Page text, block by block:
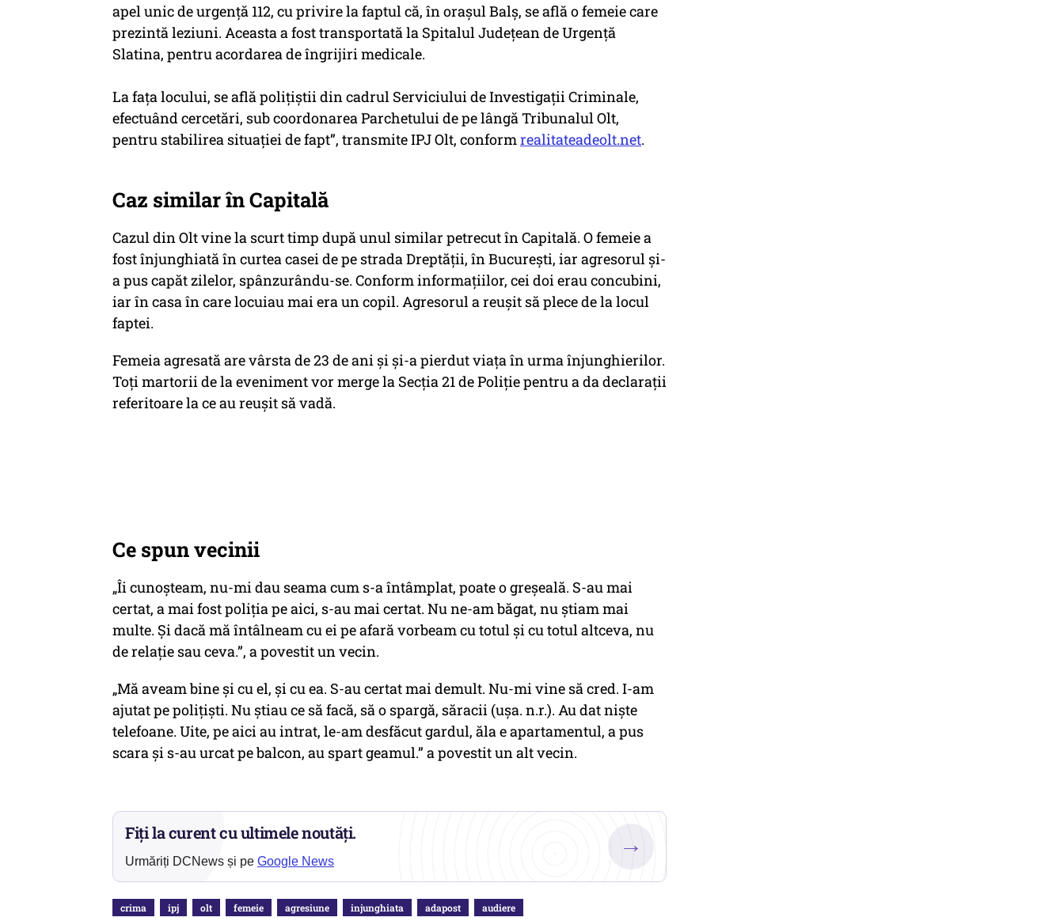
apel unic de urgență 112, cu privire la faptul că, în orașul Balș, se află o femeie care
prezintă leziuni. Aceasta a fost transportată la Spitalul Județean de Urgență
Slatina, pentru acordarea de îngrijiri medicale.
La fața locului, se află polițiștii din cadrul Serviciului de Investigații Criminale,
efectuând cercetări, sub coordonarea Parchetului de pe lângă Tribunalul Olt,
pentru stabilirea situației de fapt”, transmite IPJ Olt, conformrealitateadeolt.net.
Caz similar în Capitală
Cazul din Olt vine la scurt timp după unul similar petrecut în Capitală. O femeie a
fost înjunghiată în curtea casei de pe strada Dreptății, în București, iar agresorul și-
a pus capăt zilelor, spânzurându-se. Conform informațiilor, cei doi erau concubini,
iar în casa în care locuiau mai era un copil. Agresorul a reușit să plece de la locul
faptei.
Femeia agresată are vârsta de 23 de ani și și-a pierdut viața în urma înjunghierilor.
Toți martorii de la eveniment vor merge la Secția 21 de Poliție pentru a da declarații
referitoare la ce au reușit să vadă.
Ce spun vecinii
„Îi cunoşteam, nu-mi dau seama cum s-a întâmplat, poate o greșeală. S-au mai
certat, a mai fost poliţia pe aici, s-au mai certat. Nu ne-am băgat, nu ştiam mai
multe. Şi dacă mă întâlneam cu ei pe afară vorbeam cu totul şi cu totul altceva, nu
de relaţie sau ceva.”, a povestit un vecin.
„Mă aveam bine şi cu el, şi cu ea. S-au certat mai demult. Nu-mi vine să cred. I-am
ajutat pe poliţişti. Nu ştiau ce să facă, să o spargă, săracii (ușa. n.r.). Au dat nişte
telefoane. Uite, pe aici au intrat, le-am desfăcut gardul, ăla e apartamentul, a pus
scara şi s-au urcat pe balcon, au spart geamul.” a povestit un alt vecin.
Fiți la curent cu ultimele noutăți.
Urmăriți DCNews și pe Google News
→
crima ipj olt femeie agresiune injunghiata adapost audiere